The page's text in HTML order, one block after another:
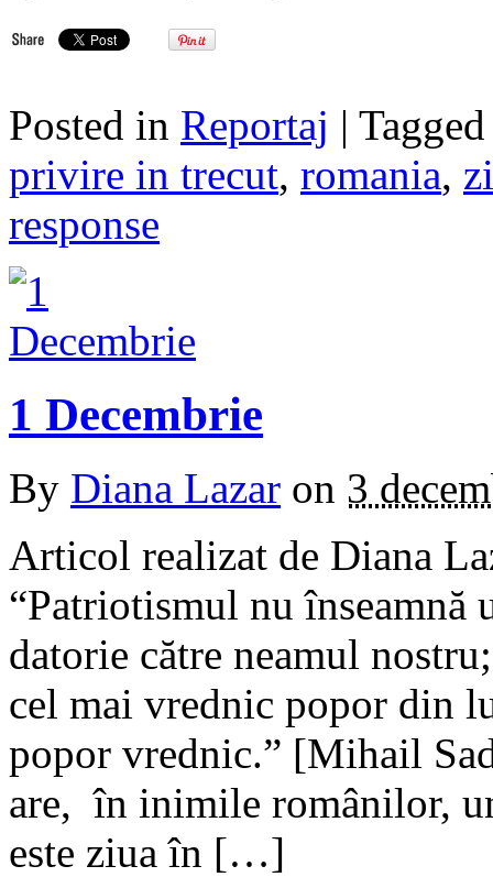
Posted in Reportaj |
privire in trecut, romania,
response
1 Decembrie
By Diana Lazar on 3
Articol realizat de Diana
“Patriotismul nu
datorie către neamul
cel mai vrednic popor din
popor vrednic.” [Mihail
are, în inimile românilor,
este ziua în […]